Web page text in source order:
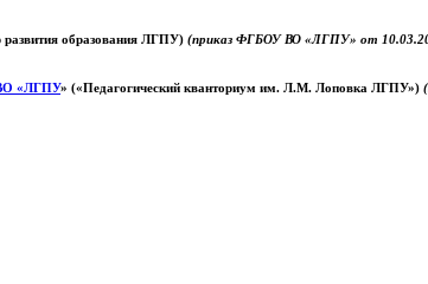
развития образования ЛГПУ) (приказ ФГБОУ ВО «ЛГПУ» от
«ЛГПУ» («Педагогический кванториум им. Л.М. Лоповка ЛГПУ»)